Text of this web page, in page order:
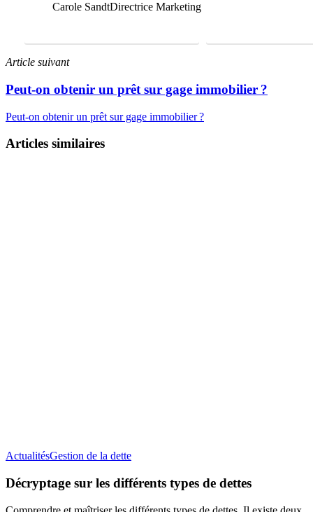
Carole SandtDirectrice Marketing
Article suivant
Peut-on obtenir un prêt sur gage immobilier ?
Peut-on obtenir un prêt sur gage immobilier ?
Articles similaires
ActualitésGestion de la detteDécryptage
les
types
Décryptage sur les différents types de dettes